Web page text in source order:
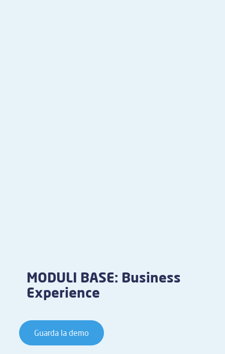
MODULI BASE: Business
Experience
Guarda la demo